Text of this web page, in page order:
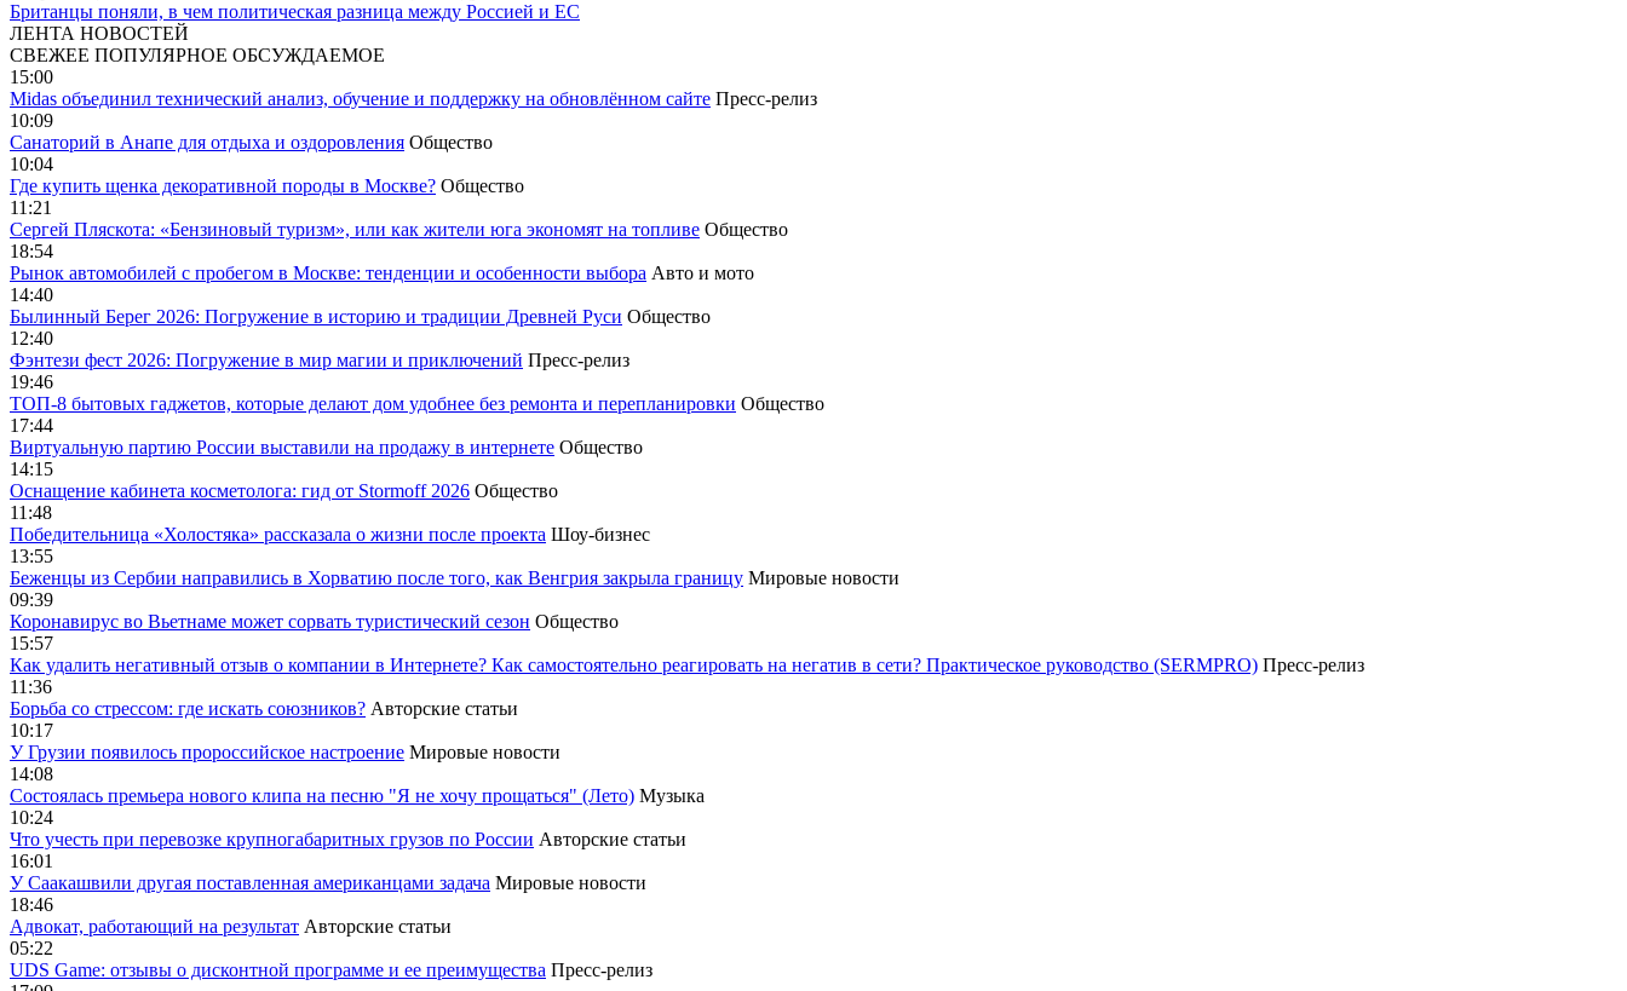
Британцы поняли, в чем политическая разница между Россией и ЕС
ЛЕНТА НОВОСТЕЙ
СВЕЖЕЕ ПОПУЛЯРНОЕ ОБСУЖДАЕМОЕ
15:00
Midas объединил технический анализ, обучение и поддержку на обновлённом сайте Пресс-релиз
10:09
Санаторий в Анапе для отдыха и оздоровления Общество
10:04
Где купить щенка декоративной породы в Москве? Общество
11:21
Сергей Пляскота: «Бензиновый туризм», или как жители юга экономят на топливе Общество
18:54
Рынок автомобилей с пробегом в Москве: тенденции и особенности выбора Авто и мото
14:40
Былинный Берег 2026: Погружение в историю и традиции Древней Руси Общество
12:40
Фэнтези фест 2026: Погружение в мир магии и приключений Пресс-релиз
19:46
ТОП-8 бытовых гаджетов, которые делают дом удобнее без ремонта и перепланировки Общество
17:44
Виртуальную партию России выставили на продажу в интернете Общество
14:15
Оснащение кабинета косметолога: гид от Stormoff 2026 Общество
11:48
Победительница «Холостяка» рассказала о жизни после проекта Шоу-бизнес
13:55
Беженцы из Сербии направились в Хорватию после того, как Венгрия закрыла границу Мировые новости
09:39
Коронавирус во Вьетнаме может сорвать туристический сезон Общество
15:57
Как удалить негативный отзыв о компании в Интернете? Как самостоятельно реагировать на негатив в сети? Практическое руководство (SERMPRO) Пресс-релиз
11:36
Борьба со стрессом: где искать союзников? Авторские статьи
10:17
У Грузии появилось пророссийское настроение Мировые новости
14:08
Cостоялась премьера нового клипа на песню "Я не хочу прощаться" (Лето) Музыка
10:24
Что учесть при перевозке крупногабаритных грузов по России Авторские статьи
16:01
У Саакашвили другая поставленная американцами задача Мировые новости
18:46
Адвокат, работающий на результат Авторские статьи
05:22
UDS Game: отзывы о дисконтной программе и ее преимущества Пресс-релиз